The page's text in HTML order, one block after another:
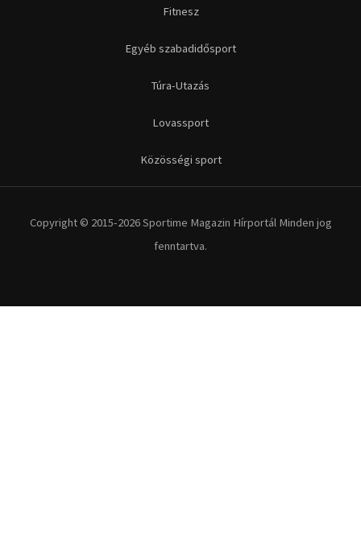
Fitnesz
Egyéb szabadidősport
Túra-Utazás
Lovassport
Közösségi sport
Copyright © 2015-2026 Sportime Magazin Hírportál Minden jog
fenntartva.